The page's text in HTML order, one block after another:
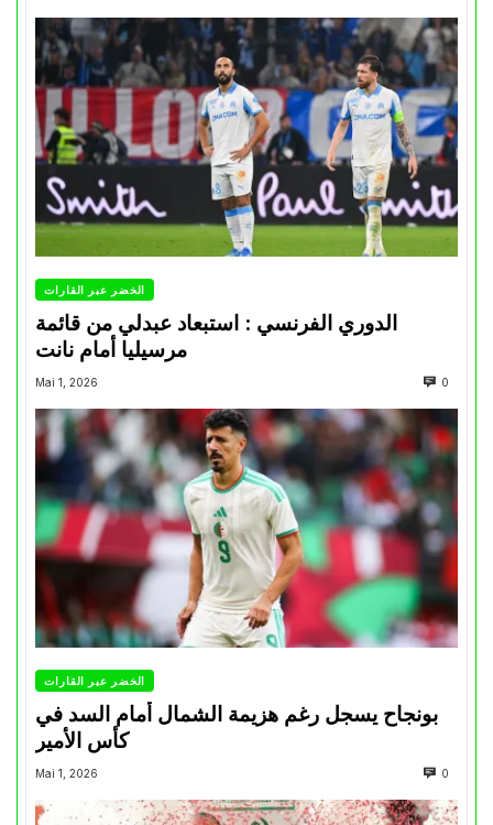
الخضر عبر القارات
الدوري الفرنسي : استبعاد عبدلي من قائمة
مرسيليا أمام نانت
Mai 1, 2026 0
الخضر عبر القارات
بونجاح يسجل رغم هزيمة الشمال أمام السد في
كأس الأمير
Mai 1, 2026 0